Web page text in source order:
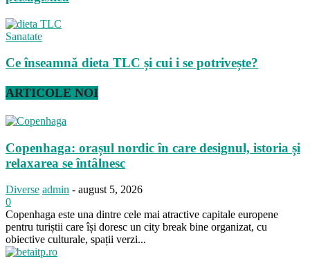
Sanatate
Ce înseamnă dieta TLC și cui i se potrivește?
ARTICOLE NOI
Copenhaga: orașul nordic în care designul, istoria și
relaxarea se întâlnesc
Diverse admin - august 5, 2026
0
Copenhaga este una dintre cele mai atractive capitale europene
pentru turiștii care își doresc un city break bine organizat, cu
obiective culturale, spații verzi...